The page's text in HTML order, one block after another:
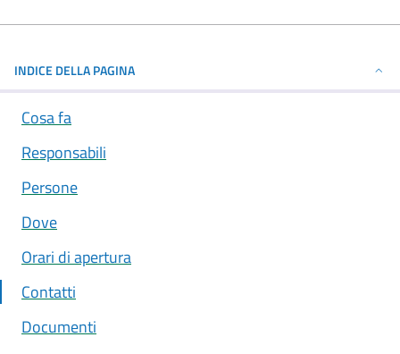
INDICE DELLA PAGINA
Cosa fa
Responsabili
Persone
Dove
Orari di apertura
Contatti
Documenti